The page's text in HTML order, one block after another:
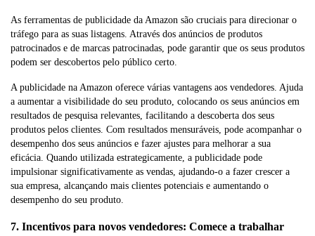
As ferramentas de publicidade da Amazon são cruciais para direcionar o
tráfego para as suas listagens. Através dos anúncios de produtos
patrocinados e de marcas patrocinadas, pode garantir que os seus produtos
podem ser descobertos pelo público certo.
A publicidade na Amazon oferece várias vantagens aos vendedores. Ajuda
a aumentar a visibilidade do seu produto, colocando os seus anúncios em
resultados de pesquisa relevantes, facilitando a descoberta dos seus
produtos pelos clientes. Com resultados mensuráveis, pode acompanhar o
desempenho dos seus anúncios e fazer ajustes para melhorar a sua
eficácia. Quando utilizada estrategicamente, a publicidade pode
impulsionar significativamente as vendas, ajudando-o a fazer crescer a
sua empresa, alcançando mais clientes potenciais e aumentando o
desempenho do seu produto.
7. Incentivos para novos vendedores: Comece a trabalhar